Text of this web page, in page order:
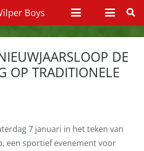
Boys
DE
OP TRADITIONELE
7 januari in het teken van
een sportief evenement voor